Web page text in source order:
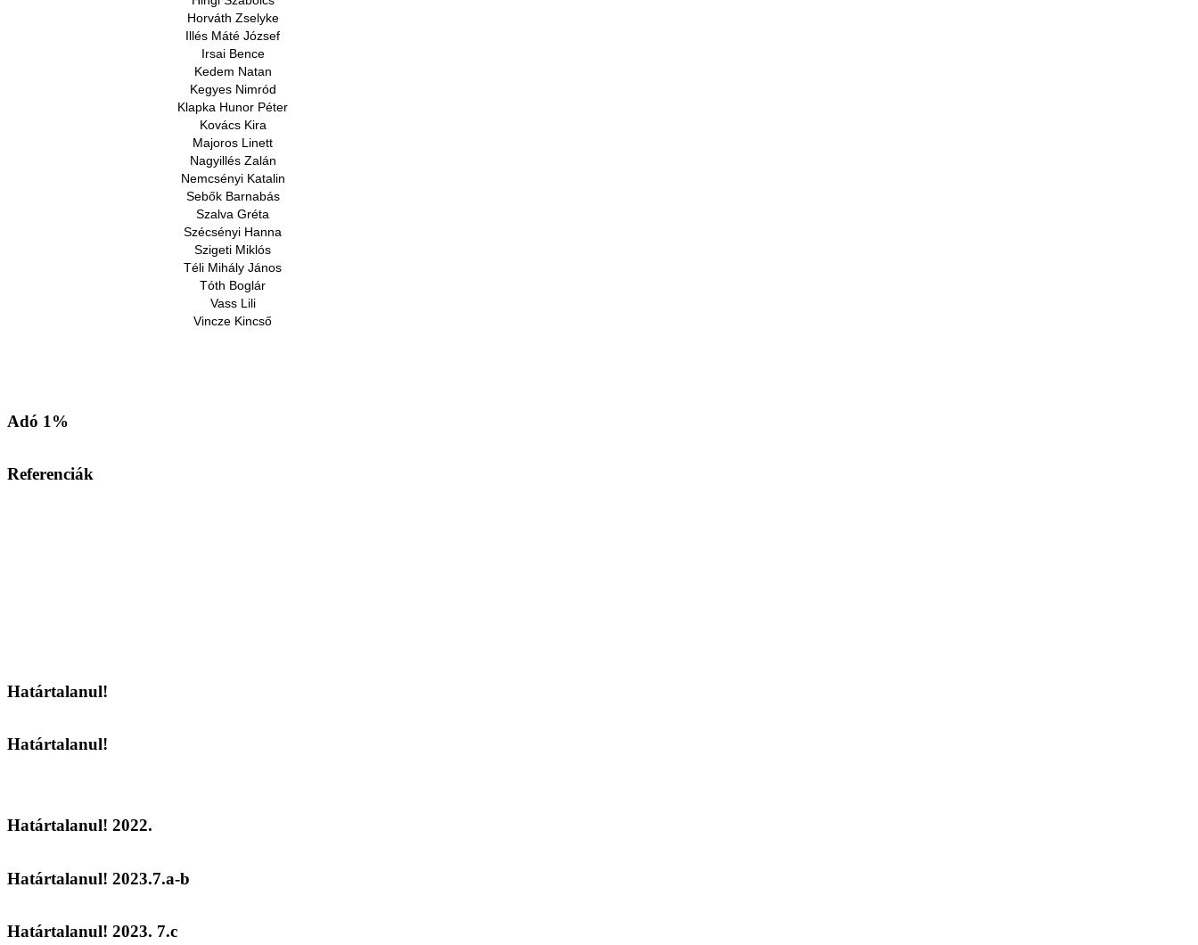
Horváth Zselyke
Illés Máté József
Irsai Bence
Kedem Natan
Kegyes Nimród
Klapka Hunor Péter
Kovács Kira
Majoros Linett
Nagyillés Zalán
Nemcsényi Katalin
Sebők Barnabás
Szalva Gréta
Szécsényi Hanna
Szigeti Miklós
Téli Mihály János
Tóth Boglár
Vass Lili
Vincze Kincső
Adó 1%
Referenciák
Határtalanul!
Határtalanul!
Határtalanul! 2022.
Határtalanul! 2023.7.a-b
Határtalanul! 2023. 7.c